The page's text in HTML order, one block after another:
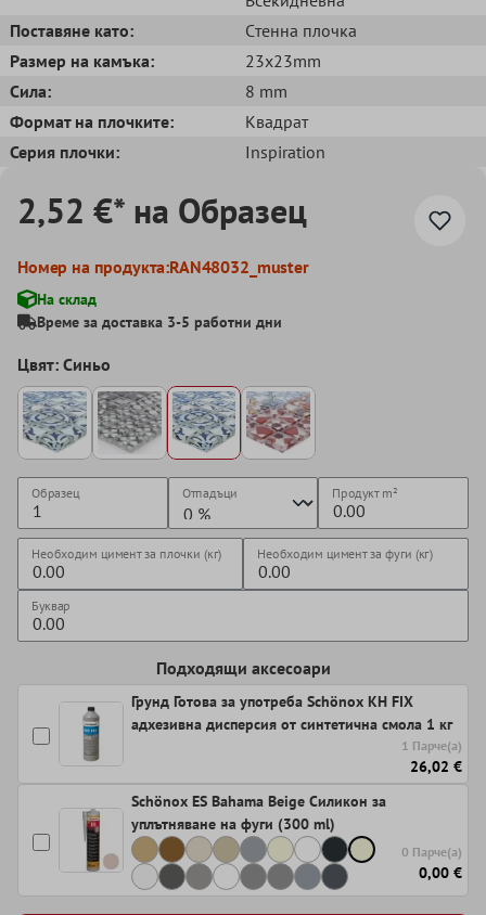
Поставяне като:
Cтенна плочка
Размер на камъка:
23x23mm
Сила:
8 mm
Формат на плочките:
Квадрат
Серия плочки:
Inspiration
2,52 €* на Образец
Номер на продукта:RAN48032_muster
На склад
Време за доставка 3-5 работни дни
Цвят: Синьо
Образец Отпадъци Продуктm²
Необходим цимент за плочки (кг) Необходим цимент за фуги (кг)
Буквар
Подходящи аксесоари
Грунд Готова за употреба Schönox KH FIX
адхезивна дисперсия от синтетична смола 1 кг
1 Парче(а)
26,02 €
Schönox ES Bahama Beige Силикон за
уплътняване на фуги (300 ml)
0 Парче(а)
0,00 €